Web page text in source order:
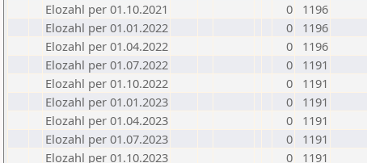
Elozahl per 01.10.2021
0
1196
Elozahl per 01.01.2022
0
1196
Elozahl per 01.04.2022
0
1196
Elozahl per 01.07.2022
0
1191
Elozahl per 01.10.2022
0
1191
Elozahl per 01.01.2023
0
1191
Elozahl per 01.04.2023
0
1191
Elozahl per 01.07.2023
0
1191
Elozahl per 01.10.2023
0
1191